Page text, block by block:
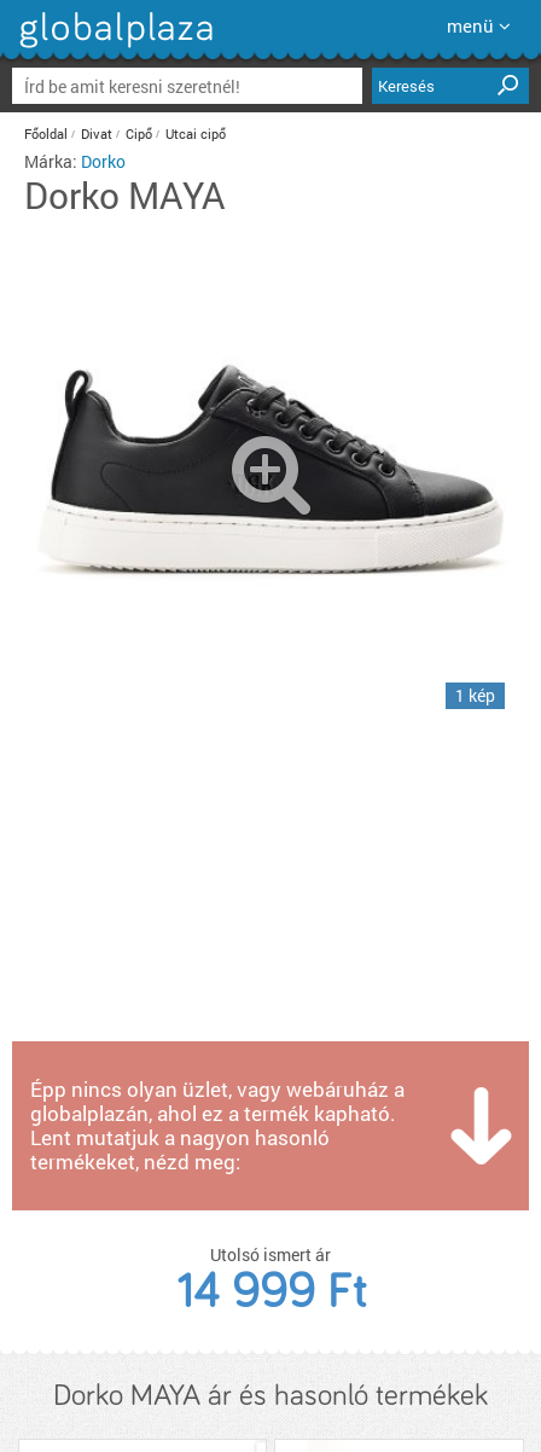
menü
Keresés
Főoldal Divat Cipő Utcai cipő
Márka: Dorko
Dorko MAYA
1 kép
Épp nincs olyan üzlet, vagy webáruház a
globalplazán, ahol ez a termék kapható.
Lent mutatjuk a nagyon hasonló
termékeket, nézd meg:
Utolsó ismert ár
14 999 Ft
Dorko MAYA ár és hasonló termékek